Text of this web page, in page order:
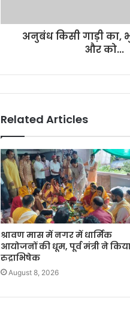
अनुबंध किसी गाड़ी का,
और को...
Related Articles
श्रावण मास में नगर में धार्मिक
आयोजनों की धूम, पूर्व मंत्री ने
रुद्राभिषेक
August 8, 2026